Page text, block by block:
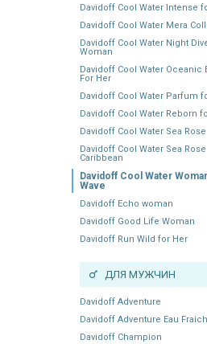
Davidoff Cool Water Intense
Davidoff Cool Water Mera
Davidoff Cool Water Night
Woman
Davidoff Cool Water Oceanic
For Her
Davidoff Cool Water Parfum
Davidoff Cool Water Reborn
Davidoff Cool Water Sea Rose
Davidoff Cool Water Sea Rose
Caribbean
Davidoff Cool Water
Wave
Davidoff Echo woman
Davidoff Good Life Woman
Davidoff Run Wild for Her
ДЛЯ МУЖЧИН
Davidoff Adventure
Davidoff Adventure Eau
Davidoff Champion